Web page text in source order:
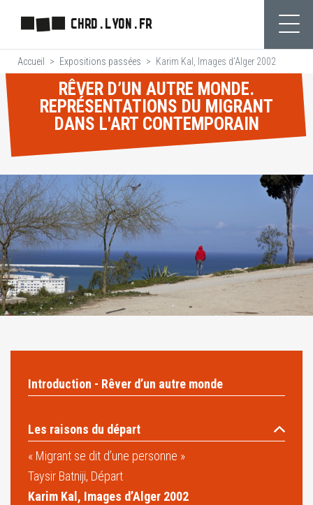
contenu
principal
CHRD.LYON.FR
Accueil Expositions passées Karim Kal, Images d’Alger 2002
RÊVER D’UN AUTRE MONDE.
REPRÉSENTATIONS DU MIGRANT
DANS L'ART CONTEMPORAIN
Introduction - Rêver d’un autre monde
Les raisons du départ
« Migrant se dit d’une personne »
Taysir Batniji, Départ
Karim Kal, Images d’Alger 2002